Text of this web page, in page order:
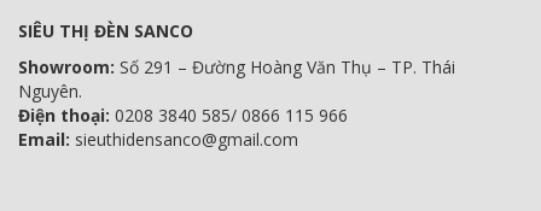
SIÊU THỊ ĐÈN SANCO
Showroom: Số 291 – Đường Hoàng Văn Thụ – TP. Thái
Nguyên.
Điện thoại: 0208 3840 585/ 0866 115 966
Email: sieuthidensanco@gmail.com